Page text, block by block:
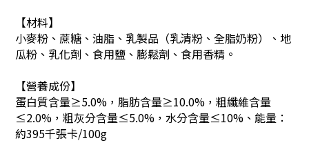
【材料】
小麥粉、蔗糖、油脂、乳製品（乳清粉、全脂奶粉）、地
瓜粉、乳化劑、食用鹽、膨鬆劑、食用香精。
【營養成份】
蛋白質含量≥5.0%，脂肪含量≥10.0%，粗纖維含量
≤2.0%，粗灰分含量≤5.0%，水分含量≤10%、 能量：
約395千張卡/100g